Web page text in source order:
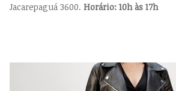
Jacarepaguá 3600. Horário: 10h às 17h